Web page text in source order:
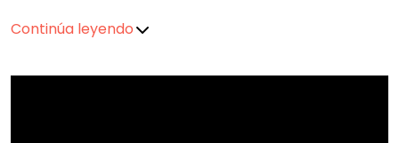
Continúa leyendo